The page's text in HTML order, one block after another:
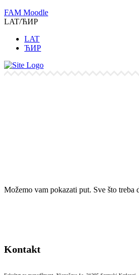
FAM Moodle
LAT/ЋИР
LAT
ЋИР
Možemo vam pokazati put. Sve što treba
Kontakt